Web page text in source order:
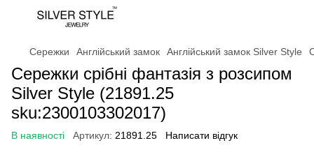
Сережки Англійський замок Англійський замок Silver Style
Сережки срібні фантазія з розсипом
Silver Style (21891.25
sku:2300103302017)
В наявності Артикул: 21891.25 Написати відгук